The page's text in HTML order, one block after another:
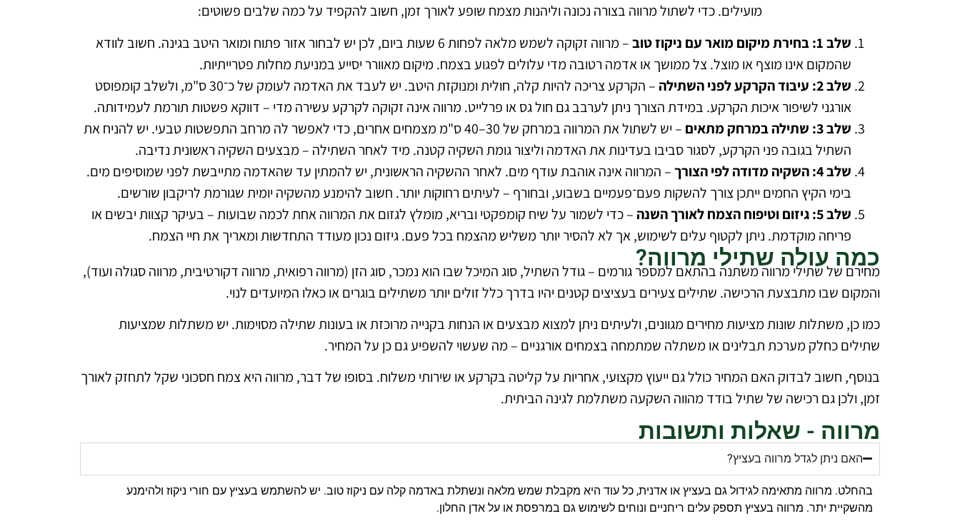
מועילים. כדי לשתול מרווה בצורה נכונה וליהנות מצמח שופע לאורך זמן, חשוב להקפיד על כמה שלבים פשוטים:
שלב 1: בחירת מיקום מואר עם ניקוז טוב
– מרווה זקוקה לשמש מלאה לפחות 6 שעות ביום, לכן יש לבחור אזור פתוח ומואר היטב בגינה. חשוב לוודא
שהמקום אינו מוצף או מוצל. צל ממושך או אדמה רטובה מדי עלולים לפגוע בצמח. מיקום מאוורר יסייע במניעת מחלות פטרייתיות.
שלב 2: עיבוד הקרקע לפני השתילה
– הקרקע צריכה להיות קלה, חולית ומנוקזת היטב. יש לעבד את האדמה לעומק של כ־30 ס"מ, ולשלב קומפוסט
אורגני לשיפור איכות הקרקע. במידת הצורך ניתן לערבב גם חול גס או פרלייט. מרווה אינה זקוקה לקרקע עשירה מדי – דווקא פשטות תורמת לעמידותה.
שלב 3: שתילה במרחק מתאים
– יש לשתול את המרווה במרחק של 30–40 ס"מ מצמחים אחרים, כדי לאפשר לה מרחב התפשטות טבעי. יש להניח את
השתיל בגובה פני הקרקע, לסגור סביבו בעדינות את האדמה וליצור גומת השקיה קטנה. מיד לאחר השתילה – מבצעים השקיה ראשונית נדיבה.
שלב 4: השקיה מדודה לפי הצורך
– המרווה אינה אוהבת עודף מים. לאחר ההשקיה הראשונית, יש להמתין עד שהאדמה מתייבשת לפני שמוסיפים מים.
בימי הקיץ החמים ייתכן צורך להשקות פעם־פעמיים בשבוע, ובחורף – לעיתים רחוקות יותר. חשוב להימנע מהשקיה יומית שגורמת לריקבון שורשים.
שלב 5: גיזום וטיפוח הצמח לאורך השנה
– כדי לשמור על שיח קומפקטי ובריא, מומלץ לגזום את המרווה אחת לכמה שבועות – בעיקר קצוות יבשים או
פריחה מוקדמת. ניתן לקטוף עלים לשימוש, אך לא להסיר יותר משליש מהצמח בכל פעם. גיזום נכון מעודד התחדשות ומאריך את חיי הצמח.
כמה עולה שתילי מרווה?
מחירם של שתילי מרווה משתנה בהתאם למספר גורמים – גודל השתיל, סוג המיכל שבו הוא נמכר, סוג הזן (מרווה רפואית, מרווה דקורטיבית, מרווה סגולה ועוד),
והמקום שבו מתבצעת הרכישה. שתילים צעירים בעציצים קטנים יהיו בדרך כלל זולים יותר משתילים בוגרים או כאלו המיועדים לנוי.
כמו כן, משתלות שונות מציעות מחירים מגוונים, ולעיתים ניתן למצוא מבצעים או הנחות בקנייה מרוכזת או בעונות שתילה מסוימות. יש משתלות שמציעות
שתילים כחלק מערכת תבלינים או משתלה שמתמחה בצמחים אורגניים – מה שעשוי להשפיע גם כן על המחיר.
בנוסף, חשוב לבדוק האם המחיר כולל גם ייעוץ מקצועי, אחריות על קליטה בקרקע או שירותי משלוח. בסופו של דבר, מרווה היא צמח חסכוני שקל לתחזק לאורך
זמן, ולכן גם רכישה של שתיל בודד מהווה השקעה משתלמת לגינה הביתית.
מרווה - שאלות ותשובות
האם ניתן לגדל מרווה בעציץ?
בהחלט. מרווה מתאימה לגידול גם בעציץ או אדנית, כל עוד היא מקבלת שמש מלאה ונשתלת באדמה קלה עם ניקוז טוב. יש להשתמש בעציץ עם חורי ניקוז ולהימנע
מהשקיית יתר. מרווה בעציץ תספק עלים ריחניים ונוחים לשימוש גם במרפסת או על אדן החלון.